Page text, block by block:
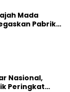
Mada
Pabrik
Nasional,
Peringkat